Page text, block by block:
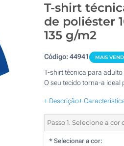
T-shirt
de poliéster
135 g/m2
Código:44941 MAIS
T-shirt técnica para
O seu tecido torna-a ideal
+ Descrição+
Passo 1. Selecione a
* Selecionar a cor: